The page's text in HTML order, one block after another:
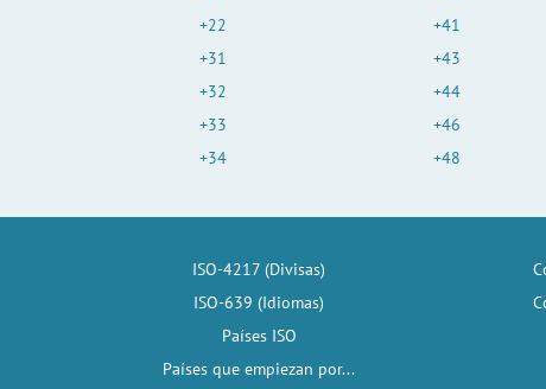
+22
+31
+32
+33
+34
+41
+43
+44
+46
+48
ISO-4217 (Divisas)
ISO-639 (Idiomas)
Países ISO
Países que empiezan por...